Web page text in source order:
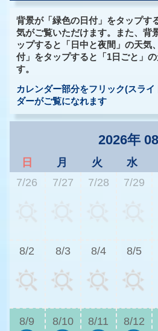
背景が「緑色の日付」をタップす
気がご覧いただけます。また、背
ップすると「日中と夜間」の天気
付」をタップすると「1日ごと」
す。
カレンダー部分をフリック(スラ
ダーがご覧になれます
2026年
日 月 火 水
7/26
7/27 7/28 7/29
8/2 8/3 8/4 8/5
8/9 8/10 8/11 8/12